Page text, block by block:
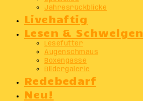
Jahresrückblicke
Livehaftig
Lesen & Schwelgen
Lesefutter
Augenschmaus
Boxengasse
Bildergalerie
Redebedarf
Neu!